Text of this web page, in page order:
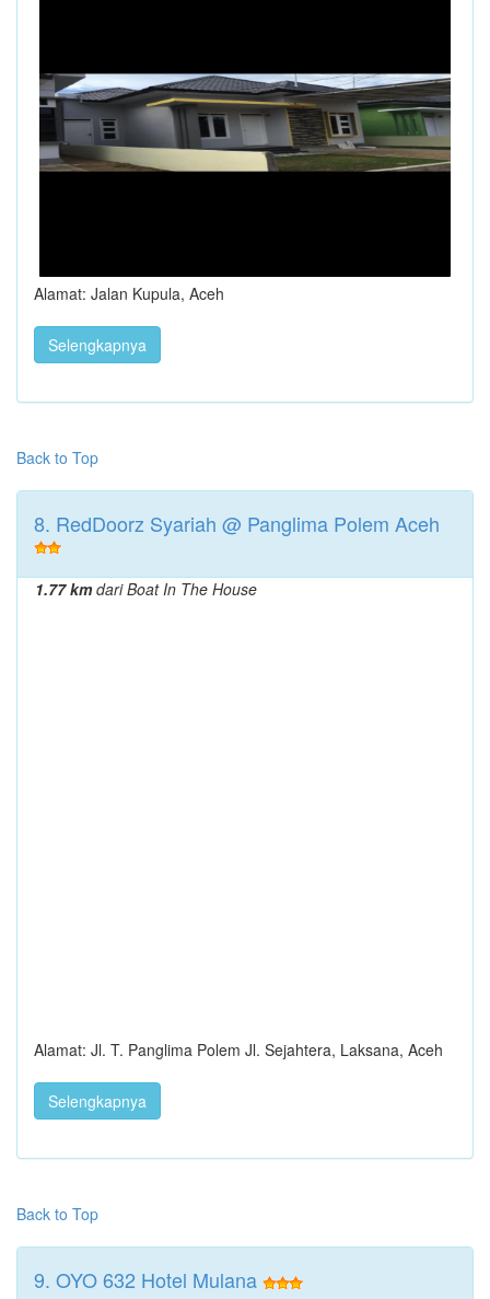
Alamat: Jalan Kupula, Aceh
Selengkapnya
Back to Top
8. RedDoorz Syariah @ Panglima Polem Aceh
1.77 kmdari Boat In The House
Alamat: Jl. T. Panglima Polem Jl. Sejahtera, Laksana, Aceh
Selengkapnya
Back to Top
9. OYO 632 Hotel Mulana